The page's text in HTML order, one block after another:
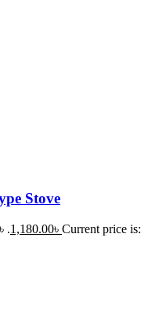
Stove
.1,180.00৳ Current price is: